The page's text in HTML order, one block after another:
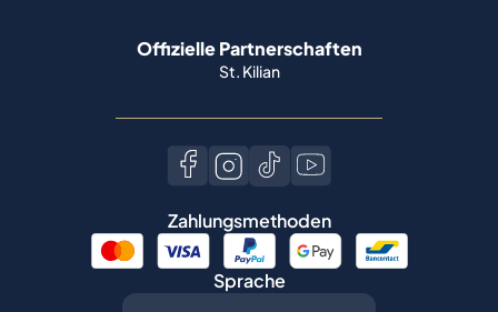
Offizielle Partnerschaften
St. Kilian
Zahlungsmethoden
Sprache